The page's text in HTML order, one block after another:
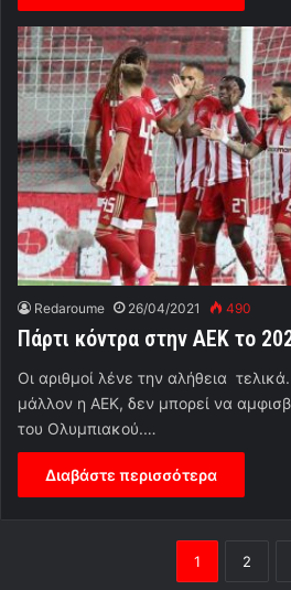
Redaroume 26/04/2021 490
Πάρτι κόντρα στην ΑΕΚ το
Oι αριθμοί λένε την αλήθεια
μάλλον η ΑΕΚ, δεν μπορεί να
του Ολυμπιακού.…
Διαβάστε περισσότερα
1 2